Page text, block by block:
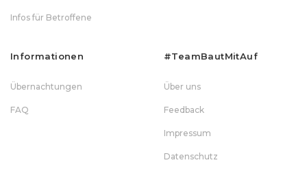
Infos für Betroffene
Informationen
Übernachtungen
FAQ
#teamBautMitAuf
Über uns
Feedback
Impressum
Datenschutz